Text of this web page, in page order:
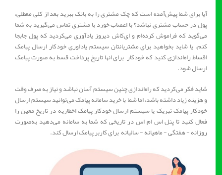
آیا برای شما پیش‌آمده است که چک مشتری را به بانک ببرید بعد از کلی معطلی،
پول در حساب مشتری نباشد؟ با اعصاب خورد با مشتری تماس می‌گیرید به شما
می‌گوید که فراموش کرده‌ام و ای‌کاش دیروز یادآوری می‌کردید که پول جابجا
کنم. یا شاید بخواهید برای مشتریانتان سیستم یاداوری خودکار ارسال پیامک
اقساط راه‌اندازی کنید که خودکار برای انها تاریخ پرداخت قسط به ‌صورت پیامک
ارسال شود.
شاید فکر می‌کردید که راه‌اندازی چنین سیستم آسان نباشد و نیاز به‌ صرف وقت
و هزینه زیاد داشته باشد، اما شما با خرید سامانه پیامک می‌توانید سیستم ارسال
خودکار پیامک تبریک یا سیستم ارسال خودکار پیامک اخطاریه در تاریخ معین را
فعال کنید تا پنل اس ام اس در تاریخی که شما به سامانه می‌دهید به‌صورت
روزانه - هفتگی - ماهیانه - سالیانه برای کاربر پیامک ارسال کند.